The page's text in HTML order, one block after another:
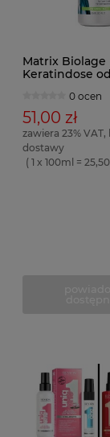
Matrix Biolage
Keratindose
0 ocen
51,00 zł
zawiera 23%
dostawy
( 1 x 100ml = 25,50